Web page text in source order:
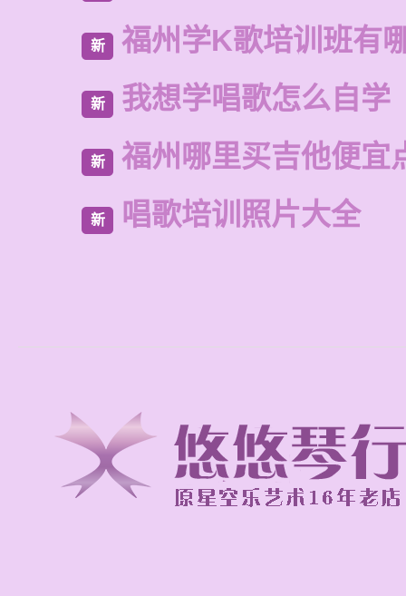
新 福州学K歌培训班有
新 我想学唱歌怎么自学
新 福州哪里买吉他便宜
新 唱歌培训照片大全